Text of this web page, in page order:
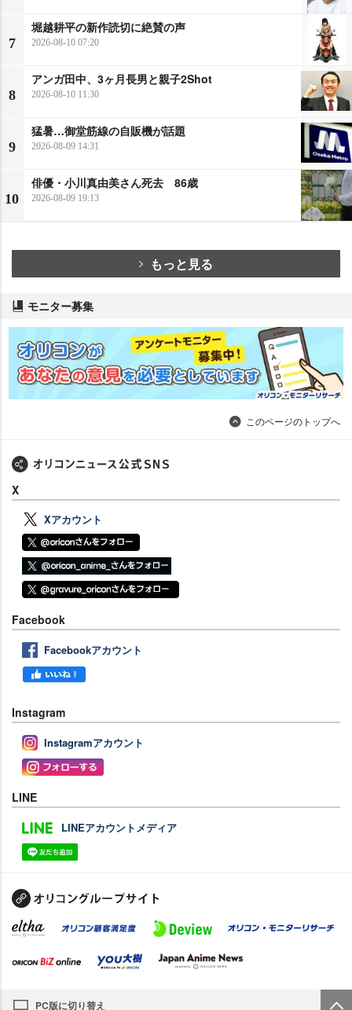
7
堀越耕平の新作読切に絶賛の声
2026-08-10 07:20
8
アンガ田中、3ヶ月長男と親子2Shot
2026-08-10 11:30
9
猛暑…御堂筋線の自販機が話題
2026-08-09 14:31
10
俳優・小川真由美さん死去 86歳
2026-08-09 19:13
もっと見る
モニター募集
このページのトップへ
X
Xアカウント
Facebook
Facebookアカウント
Instagram
Instagramアカウント
LINE
LINEアカウントメディア
PC版に切り替え